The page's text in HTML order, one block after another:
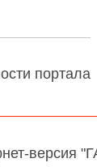
портала
версия